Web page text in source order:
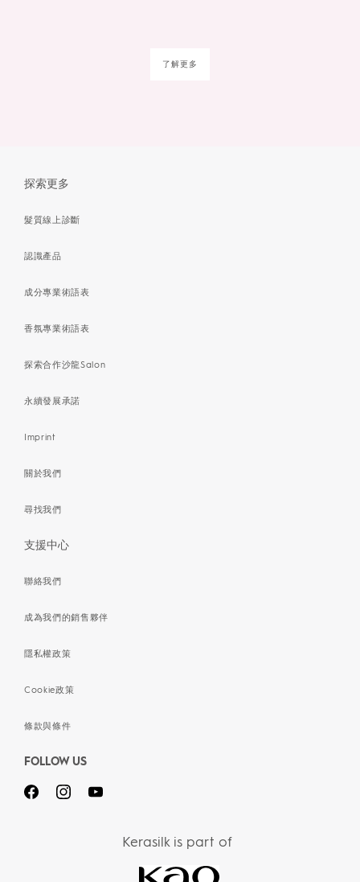
了解更多
探索更多
髮質線上診斷
認識產品
成分專業術語表
香氛專業術語表
探索合作沙龍Salon
永續發展承諾
Imprint
關於我們
尋找我們
支援中心
聯絡我們
成為我們的銷售夥伴
隱私權政策
Cookie政策
條款與條件
FOLLOW US
Kerasilk is part of